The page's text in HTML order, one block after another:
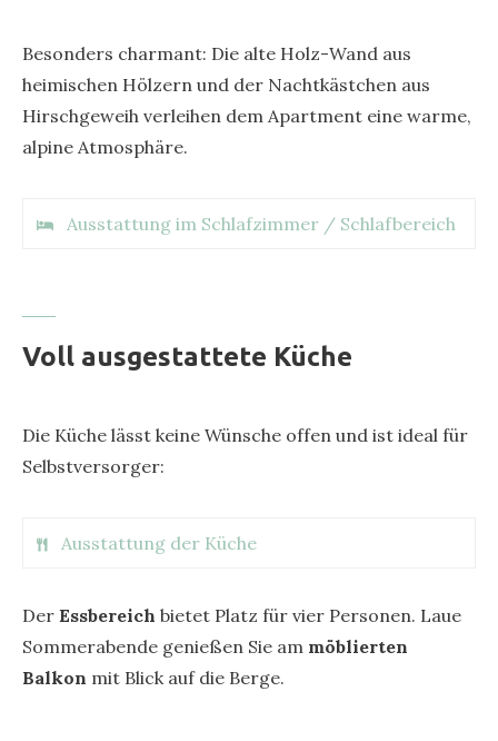
Besonders charmant: Die alte Holz-Wand aus
heimischen Hölzern und der Nachtkästchen aus
Hirschgeweih verleihen dem Apartment eine warme,
alpine Atmosphäre.
Ausstattung im Schlafzimmer / Schlafbereich
Hersteller Sembella
* Wellness-Decken mit Schafwolle und
* Schlafcouch von Franz Fertig –
Möbelmanufaktur seit 250 Jahren aus
* Bettwäsche
* Flatscreen / Smart TV
* Radio
* Insektenschutzgitter bei der Balkontür
Voll ausgestattete Küche
Die Küche lässt keine Wünsche offen und ist ideal für
Selbstversorger:
Ausstattung der Küche
* Herd (2 Kochplatten) mit Induktion
* Dunstabzug
* Spüle
Der Essbereich bietet Platz für vier Personen. Laue
Sommerabende genießen Sie am möblierten
Balkon mit Blick auf die Berge.